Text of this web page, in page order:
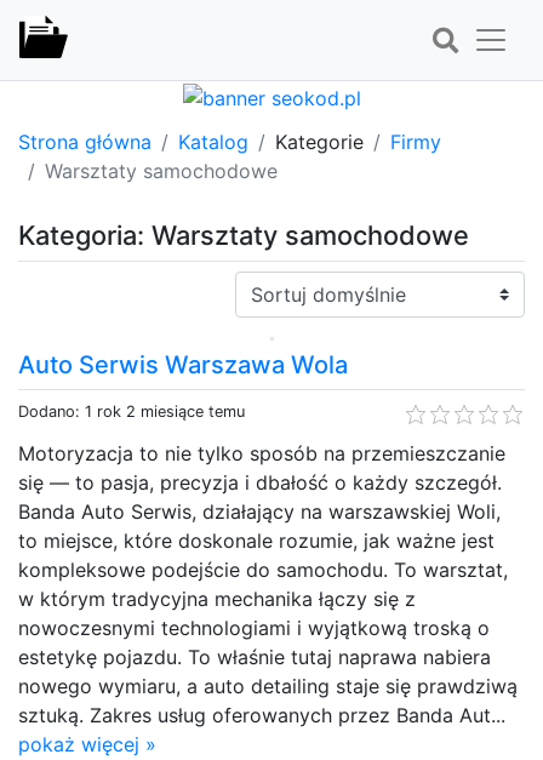
Strona główna Katalog Kategorie
Firmy
Warsztaty samochodowe
Kategoria: Warsztaty samochodowe
Sortuj:
Auto Serwis Warszawa Wola
Dodano: 1 rok 2 miesiące temu
Motoryzacja to nie tylko sposób na przemieszczanie
się — to pasja, precyzja i dbałość o każdy szczegół.
Banda Auto Serwis, działający na warszawskiej Woli,
to miejsce, które doskonale rozumie, jak ważne jest
kompleksowe podejście do samochodu. To warsztat,
w którym tradycyjna mechanika łączy się z
nowoczesnymi technologiami i wyjątkową troską o
estetykę pojazdu. To właśnie tutaj naprawa nabiera
nowego wymiaru, a auto detailing staje się prawdziwą
sztuką. Zakres usług oferowanych przez Banda Aut...
pokaż więcej »